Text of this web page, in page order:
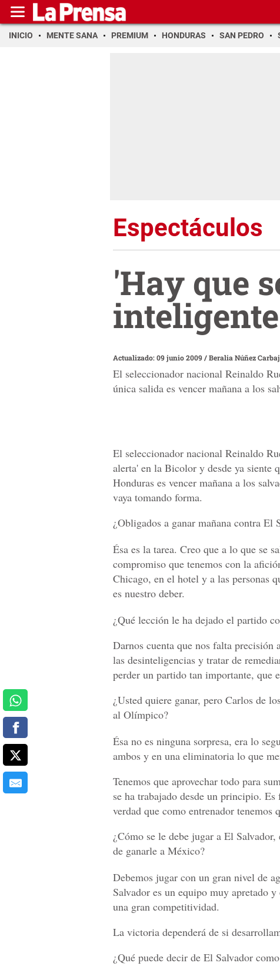
INICIO MENTE SANA PREMIUM HONDURAS SAN PEDRO
Espectáculos
'Hay que
Actualizado: 09 junio 2009/Beralia Núñez
El seleccionador nacional Reinaldo
única salida es vencer mañana a los
El seleccionador nacional Reinaldo
alerta' en la Bicolor y desde ya siente
Honduras es vencer mañana a los
vaya tomando forma.
¿Obligados a ganar mañana contra El
Ésa es la tarea. Creo que a lo que se
compromiso que tenemos con la
Chicago, en el hotel y a las personas
es nuestro deber.
¿Qué lección le ha dejado el partido
Darnos cuenta que nos falta precisión
las desinteligencias y tratar de
perder un partido tan importante, que
¿Usted quiere ganar, pero Carlos de
al Olímpico?
Ésa no es ninguna sorpresa, era lo
ambos y en una eliminatoria lo que
Tenemos que aprovechar todo para
se ha trabajado desde un principio.
verdad que como entrenador tenemos
¿Cómo se le debe jugar a El
de ganarle a México?
Debemos jugar con un gran nivel de
Salvador es un equipo muy apretado
una gran competitividad.
La victoria dependerá de si
¿Qué puede decir de El Salvador